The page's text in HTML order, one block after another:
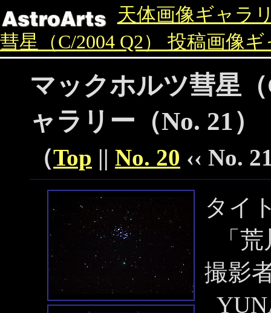
天体画像ギャラ
彗星（C/2004 Q2） 投稿画像
マックホルツ彗星
ャラリー（No. 21）
（Top || No. 20 ‹‹ No.
タイ
「
撮影